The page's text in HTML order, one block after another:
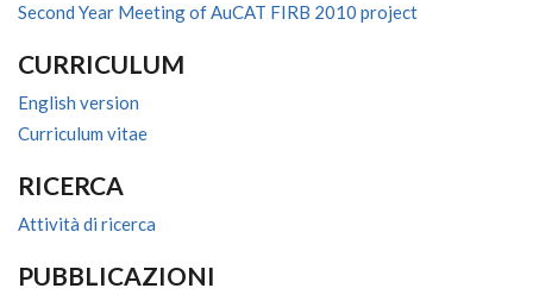
Second Year Meeting of AuCAT FIRB 2010 project
CURRICULUM
English version
Curriculum vitae
RICERCA
Attività di ricerca
PUBBLICAZIONI